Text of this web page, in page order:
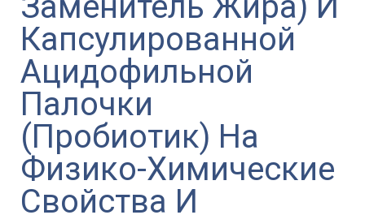
Капсулированной
Ацидофильной
Палочки
(Пробиотик) На
Физико-Химические
Свойства И